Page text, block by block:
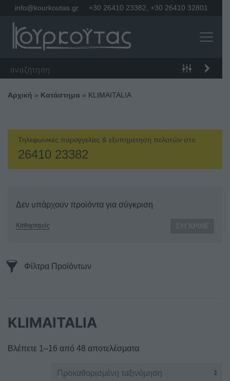
info@kourkoutas.gr +30 26410 23382 +30 26410 32801
Αρχική » Κατάστημα » KLIMAITALIA
Τηλεφωνικές παραγγελίες & εξυπηρέτηση πελατών στο
26410 23382
Δεν υπάρχουν προϊόντα για σύγκριση
Καθαρισμός
Φίλτρα Προϊόντων
KLIMAITALIA
Βλέπετε 1–16 από 48 αποτελέσματα